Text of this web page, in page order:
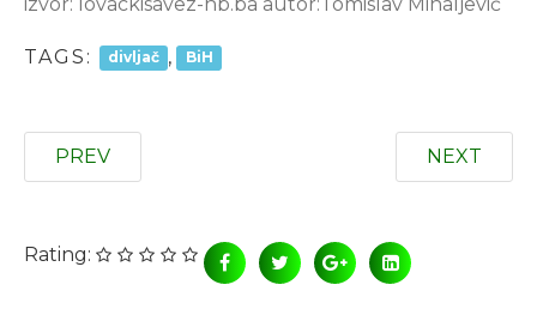
TAGS: divljač , BiH
PREV NEXT
Rating: